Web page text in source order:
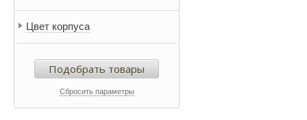
Цвет корпуса
Подобрать товары
Сбросить параметры